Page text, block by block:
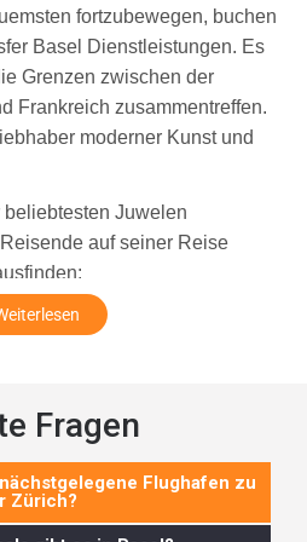
fortzubewegen, buchen
Basel Dienstleistungen. Es
Grenzen zwischen der
Frankreich zusammentreffen.
moderner Kunst und
Juwelen
auf seiner Reise
der Westseite des berühmten
den Ort zu Fuß erkunden, da
nahe beieinander liegen.
buchenAutoservice Basel
ist, dass Sie die
Fragen
Flughafen zu
Zürich?